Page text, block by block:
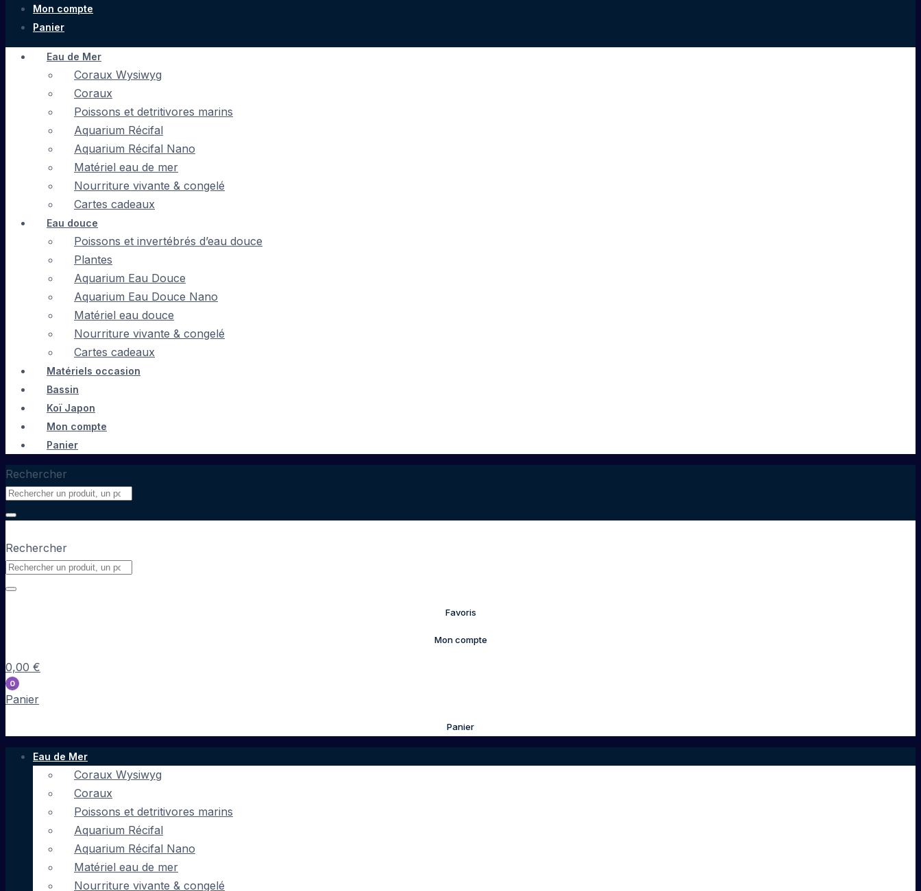
Mon compte
Panier
Eau de Mer
Coraux Wysiwyg
Coraux
Poissons et detritivores marins
Aquarium Récifal
Aquarium Récifal Nano
Matériel eau de mer
Nourriture vivante & congelé
Cartes cadeaux
Eau douce
Poissons et invertébrés d’eau douce
Plantes
Aquarium Eau Douce
Aquarium Eau Douce Nano
Matériel eau douce
Nourriture vivante & congelé
Cartes cadeaux
Matériels occasion
Bassin
Koï Japon
Mon compte
Panier
Rechercher
Rechercher
Favoris
Mon compte
0,00 €
0
Panier
Panier
Eau de Mer
Coraux Wysiwyg
Coraux
Poissons et detritivores marins
Aquarium Récifal
Aquarium Récifal Nano
Matériel eau de mer
Nourriture vivante & congelé